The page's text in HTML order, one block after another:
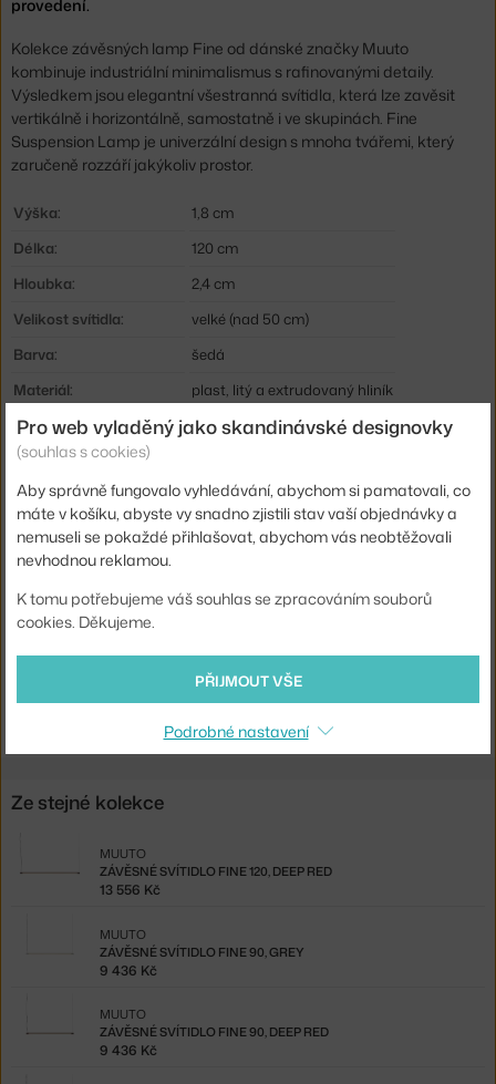
provedení.
Kolekce závěsných lamp Fine od dánské značky Muuto
kombinuje industriální minimalismus s rafinovanými detaily.
Výsledkem jsou elegantní všestranná svítidla, která lze zavěsit
vertikálně i horizontálně, samostatně i ve skupinách. Fine
Suspension Lamp je univerzální design s mnoha tvářemi, který
zaručeně rozzáří jakýkoliv prostor.
Výška:
1,8 cm
Délka:
120 cm
Hloubka:
2,4 cm
Velikost svítidla:
velké (nad 50 cm)
Barva:
šedá
Materiál:
plast, litý a extrudovaný hliník
Délka kabelu:
4 m
Krytí:
Obsahuje stropní krytku: ano
Patice / zdroj:
vestavěný LED zdroj
Stmívatelné:
Kód produktu
MUU-FNSUS12002
Ste zo Slovenska? Prejdite naZávesné svietidlo Fine 120, grey
Ze stejné kolekce
ZÁVĚSNÉ SVÍTIDLO FINE 120, DEEP RED
MUUTO
13 556 Kč
ZÁVĚSNÉ SVÍTIDLO FINE 90, GREY
MUUTO
9 436 Kč
ZÁVĚSNÉ SVÍTIDLO FINE 90, DEEP RED
MUUTO
9 436 Kč
Pro web vyladěný jako skandinávské designovky
(souhlas s cookies)
Aby správně fungovalo vyhledávání, abychom si pamatovali, co
máte v košíku, abyste vy snadno zjistili stav vaší objednávky a
nemuseli se pokaždé přihlašovat, abychom vás neobtěžovali
nevhodnou reklamou.
K tomu potřebujeme váš souhlas se zpracováním souborů
cookies. Děkujeme.
PŘIJMOUT VŠE
Podrobné nastavení